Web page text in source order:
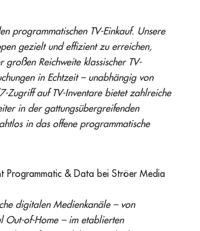
programmatischen TV-Einkauf. Unsere
gezielt und effizient zu erreichen,
Reichweite klassischer TV-
in Echtzeit – unabhängig von
Zugriff auf TV-Inventare bietet zahlreiche
in der gattungsübergreifenden
in das offene programmatische
Programmatic & Data bei Ströer Media
digitalen Medienkanäle – von
Out-of-Home – im etablierten